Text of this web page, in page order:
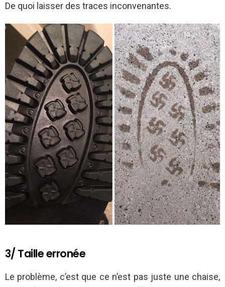
De quoi laisser des traces inconvenantes.
3/ Taille erronée
Le problème, c’est que ce n’est pas juste une chaise,